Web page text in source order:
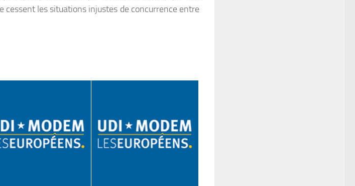
cessent les situations injustes de concurrence entre